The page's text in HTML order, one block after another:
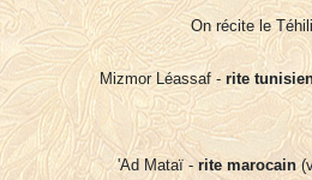
On récite le
Mizmor Léassaf - rite
'Ad Mataï - rite marocain